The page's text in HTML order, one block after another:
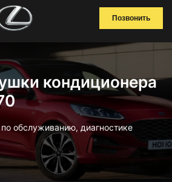
Позвонить
кондиционера
обслуживанию, диагностике